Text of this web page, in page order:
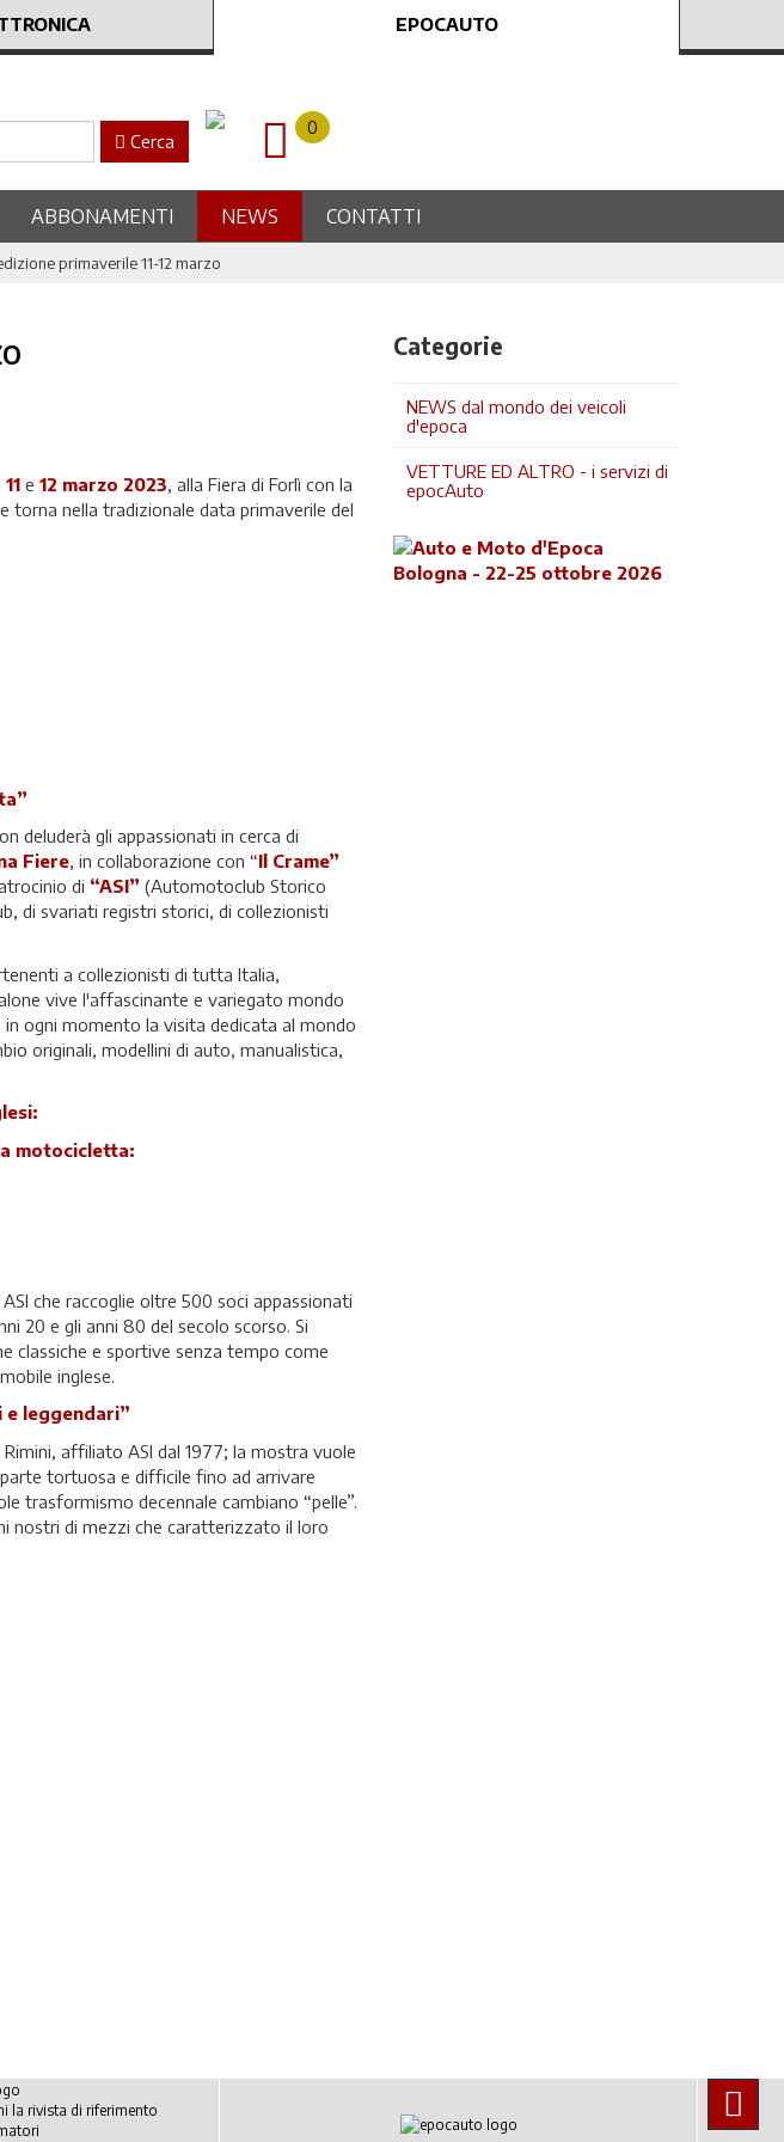
EPOCAUTO
Cerca
0
ABBONAMENTI NEWS CONTATTI
primaverile 11-12 marzo
11 e 12 marzo 2023, alla Fiera di Forlì con la
torna nella tradizionale data primaverile del
deluderà gli appassionati in cerca di
Fiere, in collaborazione con “Il Crame”
di “ASI” (Automotoclub Storico
di svariati registri storici, di collezionisti
a collezionisti di tutta Italia,
vive l'affascinante e variegato mondo
ogni momento la visita dedicata al mondo
originali, modellini di auto, manualistica,
motocicletta:
che raccoglie oltre 500 soci appassionati
20 e gli anni 80 del secolo scorso. Si
classiche e sportive senza tempo come
inglese.
e leggendari”
Rimini, affiliato ASI dal 1977; la mostra vuole
tortuosa e difficile fino ad arrivare
trasformismo decennale cambiano “pelle”.
nostri di mezzi che caratterizzato il loro
Categorie
NEWS dal mondo dei veicoli
d'epoca
VETTURE ED ALTRO - i servizi di
epocAuto
la rivista di riferimento